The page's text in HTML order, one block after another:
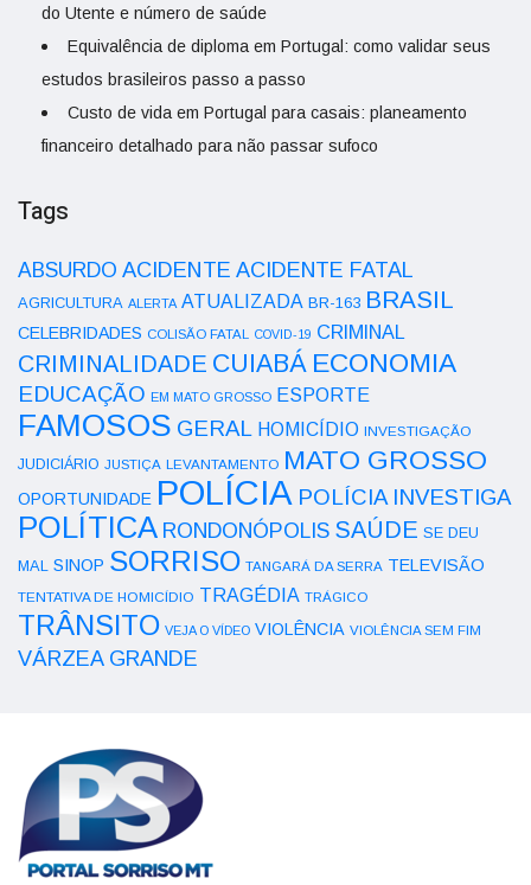
do Utente e número de saúde
Equivalência de diploma em Portugal: como validar seus
estudos brasileiros passo a passo
Custo de vida em Portugal para casais: planeamento
financeiro detalhado para não passar sufoco
Tags
ABSURDO ACIDENTE ACIDENTE FATAL
AGRICULTURA ALERTA ATUALIZADA BR-163 BRASIL
CELEBRIDADES COLISÃO FATAL COVID-19 CRIMINAL
CRIMINALIDADE CUIABÁ ECONOMIA
EDUCAÇÃO EM MATO GROSSO ESPORTE
FAMOSOS GERAL HOMICÍDIO INVESTIGAÇÃO
JUDICIÁRIO JUSTIÇA LEVANTAMENTO MATO GROSSO
OPORTUNIDADE POLÍCIA POLÍCIA INVESTIGA
POLÍTICA RONDONÓPOLIS SAÚDE SE DEU
MAL SINOP SORRISO TANGARÁ DA SERRA TELEVISÃO
TENTATIVA DE HOMICÍDIO TRAGÉDIA TRÁGICO
TRÂNSITO VEJA O VÍDEO VIOLÊNCIA VIOLÊNCIA SEM FIM
VÁRZEA GRANDE